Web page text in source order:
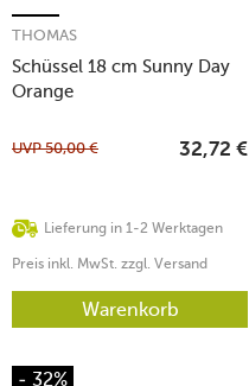
Schüssel 18 cm Sunny Day
Orange
THOMAS
Lieferung in 1-2 Werktagen
UVP50,00 € 32,72 €
Preis inkl. MwSt. zzgl. Versand
Warenkorb
- 32%